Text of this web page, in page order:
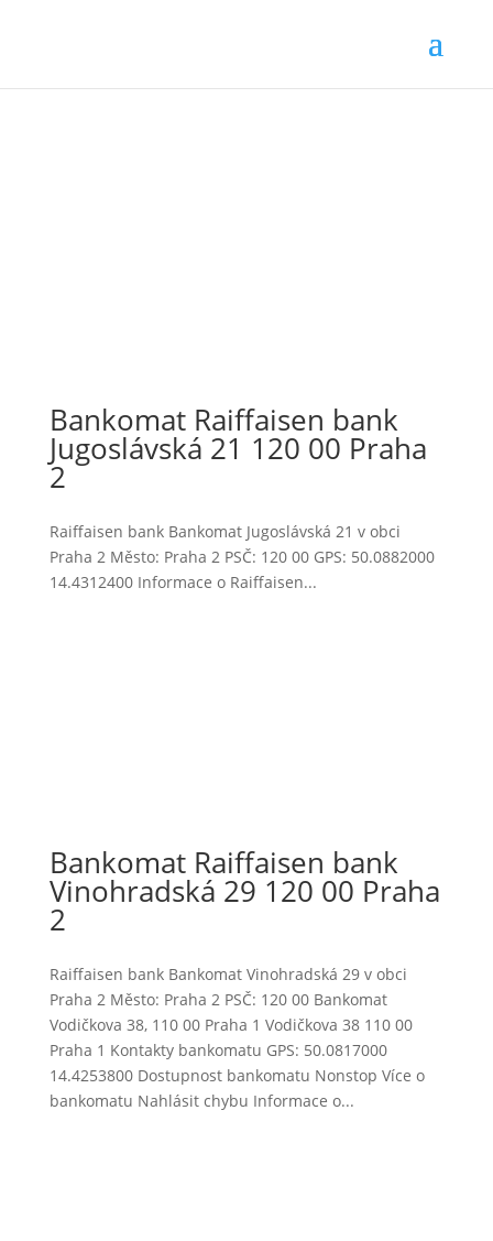
Bankomat Raiffaisen bank
Jugoslávská 21 120 00 Praha
2
Raiffaisen bank Bankomat Jugoslávská 21 v obci
Praha 2 Město: Praha 2 PSČ: 120 00 GPS: 50.0882000
14.4312400 Informace o Raiffaisen...
Bankomat Raiffaisen bank
Vinohradská 29 120 00 Praha
2
Raiffaisen bank Bankomat Vinohradská 29 v obci
Praha 2 Město: Praha 2 PSČ: 120 00 Bankomat
Vodičkova 38, 110 00 Praha 1 Vodičkova 38 110 00
Praha 1 Kontakty bankomatu GPS: 50.0817000
14.4253800 Dostupnost bankomatu Nonstop Více o
bankomatu Nahlásit chybu Informace o...